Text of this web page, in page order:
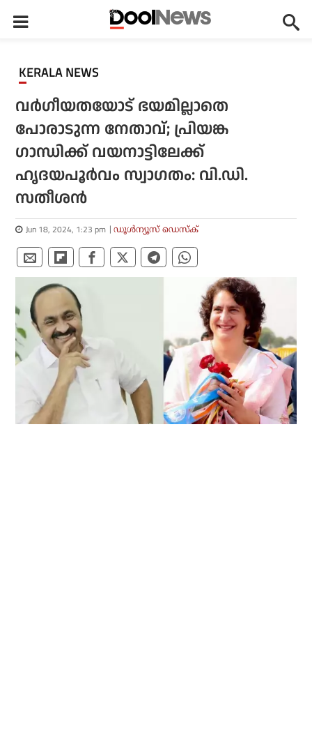
KERALA NEWS
വര്‍ഗീയതയോട് ഭയമില്ലാതെ
പോരാടുന്ന നേതാവ്; പ്രിയങ്ക
ഗാന്ധിക്ക് വയനാട്ടിലേക്ക്
ഹൃദയപൂര്‍വം സ്വാഗതം: വി.ഡി.
സതീശന്‍
Jun 18, 2024, 1:23 pm ഡൂള്‍ന്യൂസ് ഡെസ്‌ക്